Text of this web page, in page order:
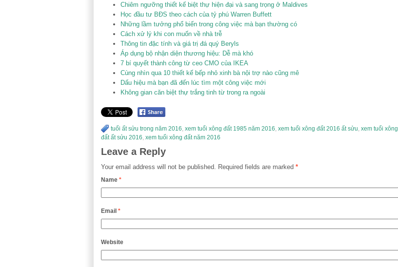
Chiêm ngưỡng thiết kế biệt thự hiện đại và sang trọng ở Maldives
Học đầu tư BĐS theo cách của tỷ phú Warren Buffett
Những lầm tưởng phổ biến trong công việc mà bạn thường có
Cách xử lý khi con muốn về nhà trễ
Thông tin đặc tính và giá trị đá quý Beryls
Áp dụng bộ nhận diện thương hiệu: Dễ mà khó
7 bí quyết thành công từ ceo CMO của IKEA
Cùng nhìn qua 10 thiết kế bếp nhỏ xinh bà nội trợ nào cũng mê
Dấu hiệu mà bạn đã đến lúc tìm một công việc mới
Không gian căn biệt thự trắng tinh từ trong ra ngoài
tuổi ất sửu trong năm 2016, xem tuổi xông đất 1985 năm 2016, xem tuổi xông đất 2016 ất sửu, xem tuổi xông
đất ất sửu 2016, xem tuổi xông đất năm 2016
Leave a Reply
Your email address will not be published. Required fields are marked *
Name *
Email *
Website